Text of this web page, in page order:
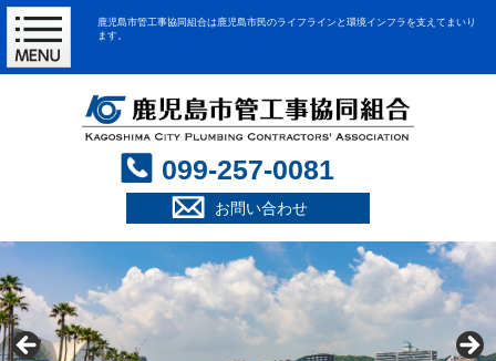
鹿児島市管工事協同組合は鹿児島市民のライフラインと環境インフラを支えてまいり
ます。
099-257-0081
お問い合わせ